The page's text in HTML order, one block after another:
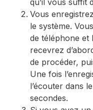
qu’il vous suffit
Vous
le système.
de téléphone et
recevrez
de procéder,
Une fois
l’écouter dans
secondes.